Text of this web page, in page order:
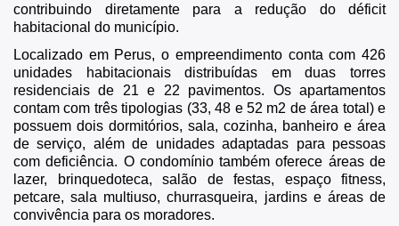
contribuindo diretamente para a redução do déficit
habitacional do município.
Localizado em Perus, o empreendimento conta com 426
unidades habitacionais distribuídas em duas torres
residenciais de 21 e 22 pavimentos. Os apartamentos
contam com três tipologias (33, 48 e 52 m2 de área total) e
possuem dois dormitórios, sala, cozinha, banheiro e área
de serviço, além de unidades adaptadas para pessoas
com deficiência. O condomínio também oferece áreas de
lazer, brinquedoteca, salão de festas, espaço fitness,
petcare, sala multiuso, churrasqueira, jardins e áreas de
convivência para os moradores.